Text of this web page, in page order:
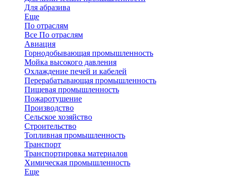
Для абразива
Еще
По отраслям
Все По отраслям
Авиация
Горнодобывающая промышленность
Мойка высокого давления
Охлаждение печей и кабелей
Перерабатывающая промышленность
Пищевая промышленность
Пожаротушение
Производство
Сельское хозяйство
Строительство
Топливная промышленность
Транспорт
Транспортировка материалов
Химическая промышленность
Еще